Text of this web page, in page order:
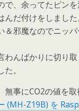
で、余ってたピン
んだ付けをしまし
＆邪魔なのでニッ
わんばかりに切り
。
事にCO2の値を取
(MH-Z19B) を